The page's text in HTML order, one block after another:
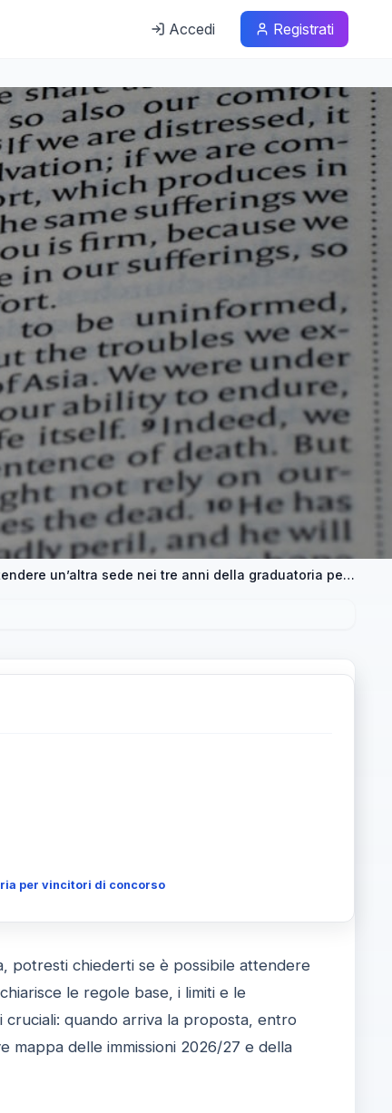
Accedi Registrati
Sede lontana dal domicilio: è possibile attendere un’altra sede nei tre anni della graduatoria per vincitori di concorso
per vincitori di concorso
potresti chiederti se è possibile attendere
le regole base, i limiti e le
cruciali: quando arriva la proposta, entro
mappa delle immissioni 2026/27 e della